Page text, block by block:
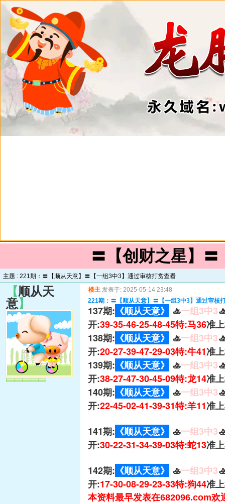
〓【创财之星】
主题 : 221期：〓【顺从天意】〓【一组3中3】通过审核打赏查看
【顺从天
意】
楼主 发表于: 2025-05-14 23:48
221期：〓【顺从天意】〓【一组3中3】通过审核
137期: 《顺从天意》 🚣一组3中3
开:39-35-46-25-48-45特:马36准
138期: 《顺从天意》 🚣一组3中3
开:20-27-39-47-29-03特:牛41准
139期: 《顺从天意》 🚣一组3中3
开:38-27-47-30-45-09特:龙14准
140期: 《顺从天意》 🚣一组3中3
开:22-45-02-41-39-31特:羊11准
141期: 《顺从天意》 🚣一组3中3
开:30-22-31-34-39-03特:蛇13准
142期: 《顺从天意》 🚣一组3中3
开:17-30-08-29-23-33特:狗44准
本资料最早发表在682096.com欢